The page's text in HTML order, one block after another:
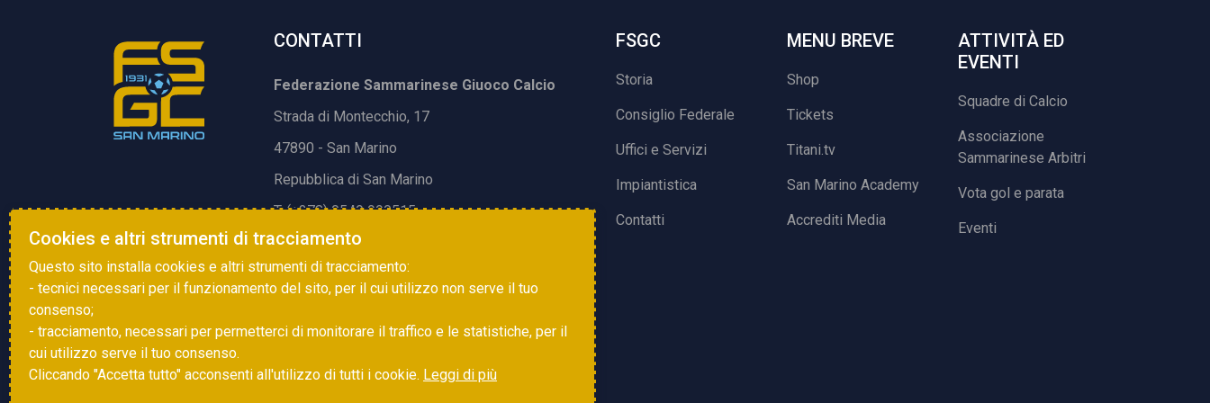
CONTATTI
Federazione Sammarinese Giuoco Calcio
Strada di Montecchio, 17
47890 - San Marino
Repubblica di San Marino
T. (+378) 0549 990515
E.info@fsgc.sm
FSGC
Storia
Consiglio Federale
Uffici e Servizi
Impiantistica
Contatti
MENU BREVE
Shop
Tickets
Titani.tv
San Marino Academy
Accrediti Media
ATTIVITÀ ED
EVENTI
Squadre di Calcio
Associazione
Sammarinese Arbitri
Vota gol e parata
Eventi
Cookies e altri strumenti di tracciamento
Questo sito installa cookies e altri strumenti di tracciamento:
- tecnici necessari per il funzionamento del sito, per il cui utilizzo non serve il tuo
consenso;
- tracciamento, necessari per permetterci di monitorare il traffico e le statistiche, per il
cui utilizzo serve il tuo consenso.
Cliccando "Accetta tutto" acconsenti all'utilizzo di tutti i cookie. Leggi di più